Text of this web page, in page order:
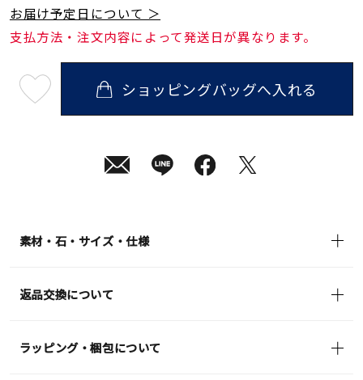
お届け予定日について ＞
支払方法・注文内容によって発送日が異なります。
08
ショッピングバッグへ入れる
素材・石・サイズ・仕様
返品交換について
ラッピング・梱包について